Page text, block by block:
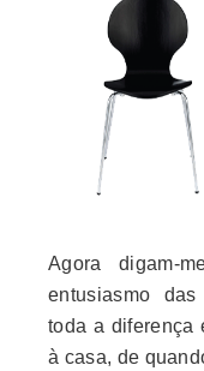
Agora digam-
entusiasmo
toda a diferença
à casa, de